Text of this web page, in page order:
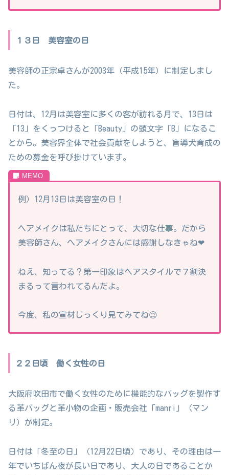
１３日 美容室の日
美容師の正宗卓さんが2003年（平成15年）に制定しまし
た。
日付は、12月は美容室に多くの客が訪れる月で、13日は
「13」をくっつけると「Beauty」の頭文字「B」になるこ
とから。美容界全体で社会貢献をしようと、盲導犬育成の
ための募金を呼び掛けています。
例）12月13日は美容室の日！
ヘアメイクは私たちにとって、大切な仕事。だから
美容師さん、へアメイクさんには感謝しなきゃね❤
ねえ、知ってる？第一印象はヘアスタイルで７割決
まるって言われてるんだよ。
今度、私の宣材じっくり見てみてね😉
２２日頃 働く女性の日
大阪府吹田市で働く女性のために機能的なバッグを製作す
る革バッグと革小物の企画・販売会社「manri」（マン
リ）が制定。
日付は「冬至の日」（12月22日頃）であり、その理由は一
年でいちばん夜が長い日であり、大人の日であることか